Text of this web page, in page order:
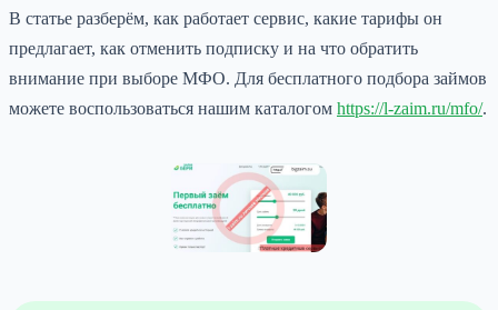
В статье разберём, как работает сервис, какие тарифы он
предлагает, как отменить подписку и на что обратить
внимание при выборе МФО. Для бесплатного подбора займов
можете воспользоваться нашим каталогом https://l-zaim.ru/mfo/.